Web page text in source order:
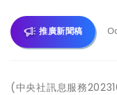
推廣新聞稿
(中央社訊息服務